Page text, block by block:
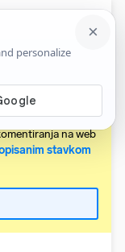
Relevantni
obvezan je
na web
stavkom